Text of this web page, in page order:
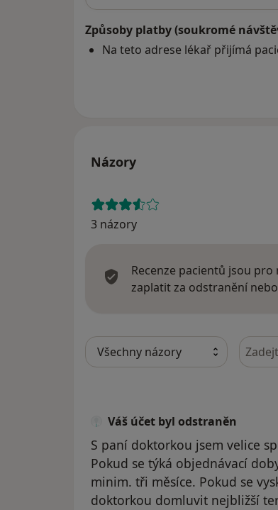
Způsoby platby (soukromé
Na teto adrese lékař přijímá
Názory
3 názory
Recenze pacientů jsou
zaplatit za odstranění
Váš účet byl odstraněn
S paní doktorkou jsem velice
Pokud se týká objednávací
minim. tři měsíce. Pokud se
doktorkou domluvit nejbližší